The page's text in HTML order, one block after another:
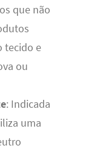
que não
tecido e
ou
: Indicada
uma